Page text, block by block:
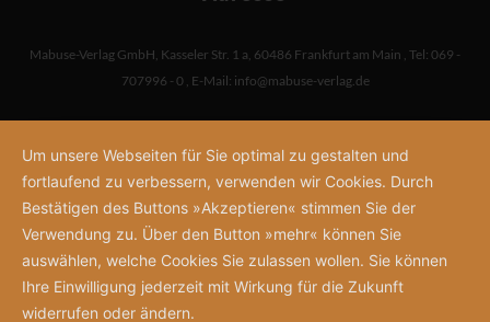
Mabuse-Verlag GmbH, Kasseler Str. 1 a, 60486 Frankfurt am Main , Tel: 069 -
707996 - 0 , E-Mail: info@mabuse-verlag.de
Um unsere Webseiten für Sie optimal zu gestalten und
fortlaufend zu verbessern, verwenden wir Cookies. Durch
Bestätigen des Buttons »Akzeptieren« stimmen Sie der
Verwendung zu. Über den Button »mehr« können Sie
auswählen, welche Cookies Sie zulassen wollen. Sie können
Ihre Einwilligung jederzeit mit Wirkung für die Zukunft
widerrufen oder ändern.